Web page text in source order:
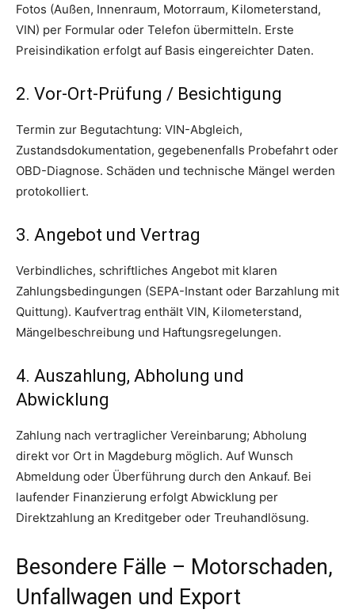
Fotos (Außen, Innenraum, Motorraum, Kilometerstand,
VIN) per Formular oder Telefon übermitteln. Erste
Preisindikation erfolgt auf Basis eingereichter Daten.
2. Vor-Ort-Prüfung / Besichtigung
Termin zur Begutachtung: VIN-Abgleich,
Zustandsdokumentation, gegebenenfalls Probefahrt oder
OBD-Diagnose. Schäden und technische Mängel werden
protokolliert.
3. Angebot und Vertrag
Verbindliches, schriftliches Angebot mit klaren
Zahlungsbedingungen (SEPA-Instant oder Barzahlung mit
Quittung). Kaufvertrag enthält VIN, Kilometerstand,
Mängelbeschreibung und Haftungsregelungen.
4. Auszahlung, Abholung und
Abwicklung
Zahlung nach vertraglicher Vereinbarung; Abholung
direkt vor Ort in Magdeburg möglich. Auf Wunsch
Abmeldung oder Überführung durch den Ankauf. Bei
laufender Finanzierung erfolgt Abwicklung per
Direktzahlung an Kreditgeber oder Treuhandlösung.
Besondere Fälle – Motorschaden,
Unfallwagen und Export